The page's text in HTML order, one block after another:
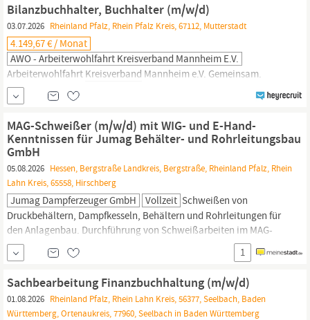
Bilanzbuchhalter, Buchhalter (m/w/d)
03.07.2026 Rheinland Pfalz, Rhein Pfalz Kreis, 67112, Mutterstadt
4.149,67 € / Monat
AWO - Arbeiterwohlfahrt Kreisverband Mannheim E.V.
Arbeiterwohlfahrt Kreisverband Mannheim e.V. Gemeinsam.
Füreinander. In Mannheim. Seit 1925 in Mannheim.
AWO.NACHHALTIG.SOZIAL Seit 100 Jahren engagieren wir uns für
das soziale Leben in Mannheim und unterhalten 14 stationäre
bzw. teilstationäre Einrichtungen und über 28 ambulante Hilfs-,
Beratungs- und Betreuungsangebote.
MAG-Schweißer (m/w/d) mit WIG- und E-Hand-
Kenntnissen für Jumag Behälter- und Rohrleitungsbau
GmbH
05.08.2026 Hessen, Bergstraße Landkreis, Bergstraße, Rheinland Pfalz, Rhein
Lahn Kreis, 65558, Hirschberg
Jumag Dampferzeuger GmbH Vollzeit Schweißen von
Druckbehältern, Dampfkesseln, Behältern und Rohrleitungen für
den Anlagenbau. Durchführung von Schweißarbeiten im MAG-
Verfahren (Wurzel 135 und MAG-Fülldraht 136) Unterstützende
Arbeiten im WIG- und E-Hand-Verfahren Fertigung und Montage
nach technischen Zeichnungen und Vorgaben Vorbereitung,
Nachbearbeitung und Kontrolle der Schweißnähte
Sicherstellung...
1
Sachbearbeitung Finanzbuchhaltung (m/w/d)
01.08.2026 Rheinland Pfalz, Rhein Lahn Kreis, 56377, Seelbach, Baden
Württemberg, Ortenaukreis, 77960, Seelbach in Baden Württemberg